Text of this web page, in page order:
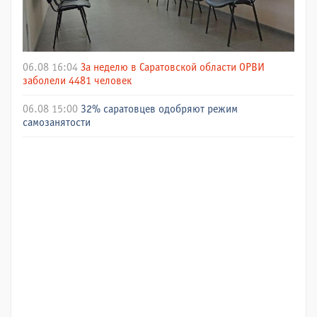
06.08 16:04 За неделю в Саратовской области ОРВИ
заболели 4481 человек
06.08 15:00 32% саратовцев одобряют режим
самозанятости